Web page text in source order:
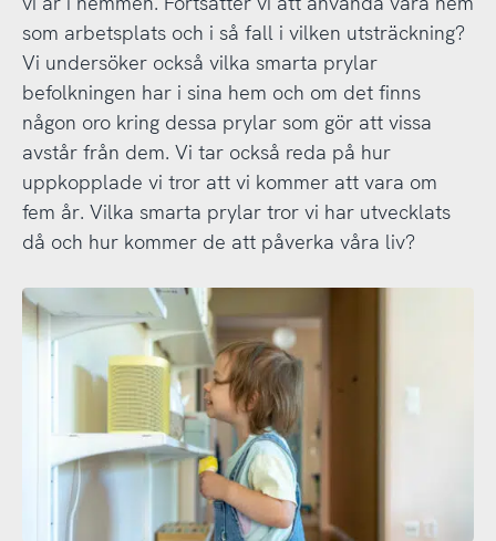
som arbetsplats och i så fall i vilken utsträckning?
Vi undersöker också vilka smarta prylar
befolkningen har i sina hem och om det finns
någon oro kring dessa prylar som gör att vissa
avstår från dem. Vi tar också reda på hur
uppkopplade vi tror att vi kommer att vara om
fem år. Vilka smarta prylar tror vi har utvecklats
då och hur kommer de att påverka våra liv?